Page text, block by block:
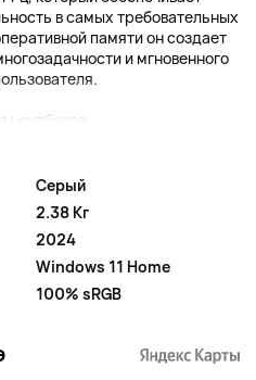
в самых требовательных
памяти он создает
и мгновенного
Серый
2.38 Кг
2024
Windows 11 Home
100% sRGB